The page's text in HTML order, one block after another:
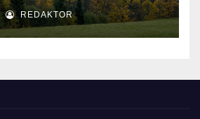
REDAKTOR